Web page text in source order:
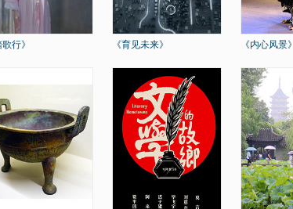
歌行》 《育见未来》 《内心风景》